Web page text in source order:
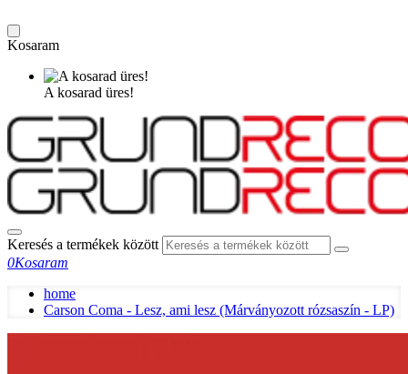
Kosaram
A kosarad üres!
Keresés a termékek között
0Kosaram
home
Carson Coma - Lesz, ami lesz (Márványozott rózsaszín - LP)